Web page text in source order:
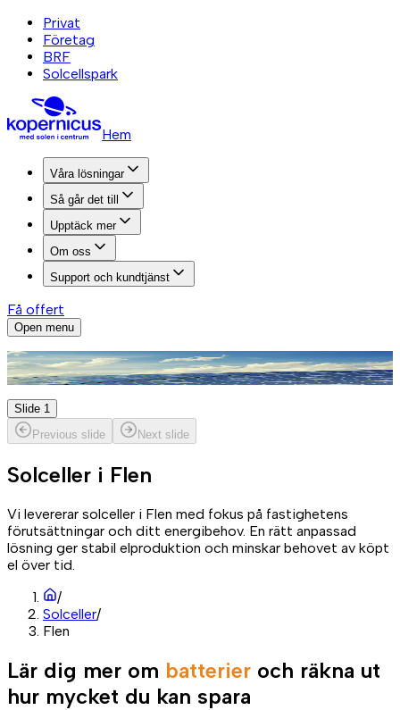
Privat
Företag
BRF
Solcellspark
Hem
Våra lösningar
Så går det till
Upptäck mer
Om oss
Support och kundtjänst
Få offert
Open menu
Slide 1
Previous slide
Next slide
Solceller i Flen
Vi levererar solceller i Flen med fokus på fastighetens
förutsättningar och ditt energibehov. En rätt anpassad
lösning ger stabil elproduktion och minskar behovet av köpt
el över tid.
/
Solceller/
Flen
Lär dig mer om batterier och räkna ut
hur mycket du kan spara